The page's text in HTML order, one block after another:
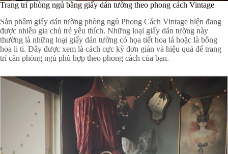
Trang trí phòng ngủ bằng giấy dán tường theo phong cách Vintage
Sản phẩm giấy dán tường phòng ngủ Phong Cách Vintage hiện đang
được nhiều gia chủ trẻ yêu thích. Những loại giấy dán tường này
thường là những loại giấy dán tường có họa tiết hoa lá hoặc là bông
hoa li ti. Đây được xem là cách cực kỳ đơn giản và hiệu quả để trang
trí căn phòng ngủ phù hợp theo phong cách của bạn.